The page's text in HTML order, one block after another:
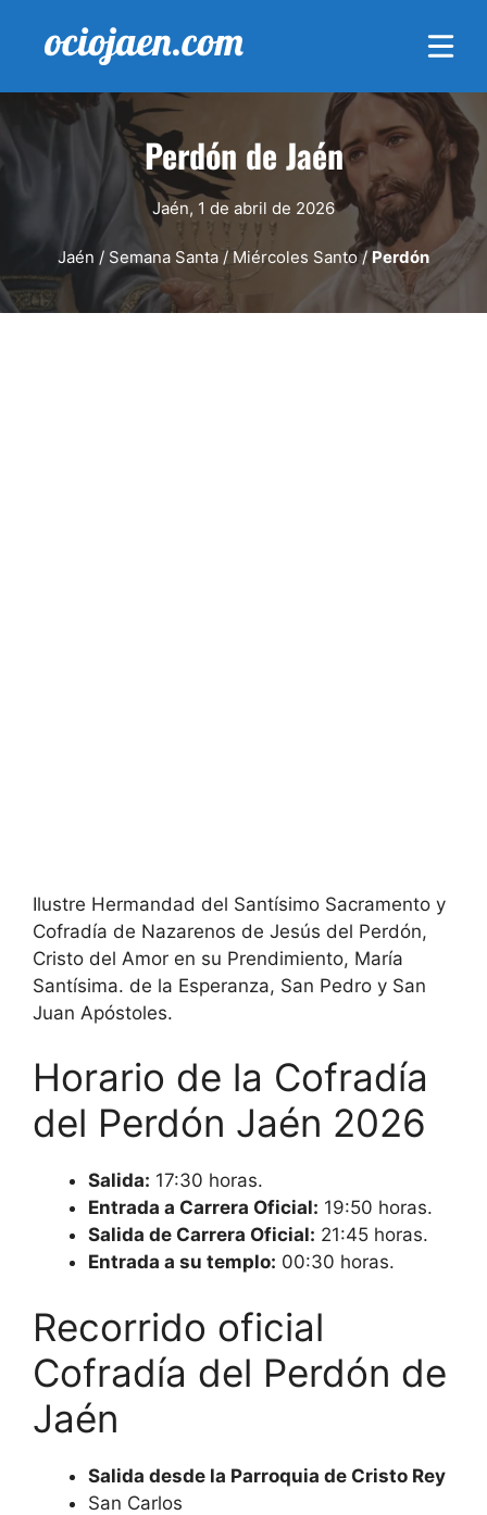
Perdón de Jaén
Jaén, 1 de abril de 2026
Jaén / Semana Santa / Miércoles Santo/Perdón
Ilustre Hermandad del Santísimo Sacramento y
Cofradía de Nazarenos de Jesús del Perdón,
Cristo del Amor en su Prendimiento, María
Santísima. de la Esperanza, San Pedro y San
Juan Apóstoles.
Horario de la Cofradía
del Perdón Jaén 2026
Salida: 17:30 horas.
Entrada a Carrera Oficial: 19:50 horas.
Salida de Carrera Oficial: 21:45 horas.
Entrada a su templo: 00:30 horas.
Recorrido oficial
Cofradía del Perdón de
Jaén
Salida desde la Parroquia de Cristo Rey
San Carlos